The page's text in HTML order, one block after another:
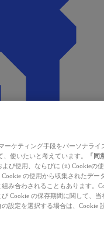
ーケティング手段をパーソナライ
使いたいと考えています。
「同
び使用、ならびに (ii) Cookieの
の使用から収集されたデー
み合わされることもあります。
Cookie の保存期間に関して、当
設定を選択する場合は、Cookie